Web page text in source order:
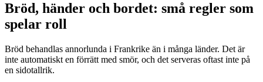
Bröd, händer och bordet: små regler som
spelar roll
Bröd behandlas annorlunda i Frankrike än i många länder. Det är
inte automatiskt en förrätt med smör, och det serveras oftast inte på
en sidotallrik.